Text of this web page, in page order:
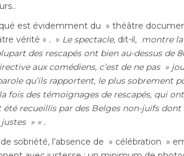
est évidemment du » théâtre
vérité « . » Le spectacle, dit-il , montre la
des rescapés ont bien au-dessus de
aux comédiens, c’est de ne pas »
qu’ils rapportent, le plus sobrement
fois des témoignages de rescapés, qui
été recueillis par des Belges non-juifs
» « .
sobriété, l’absence de » célébration »